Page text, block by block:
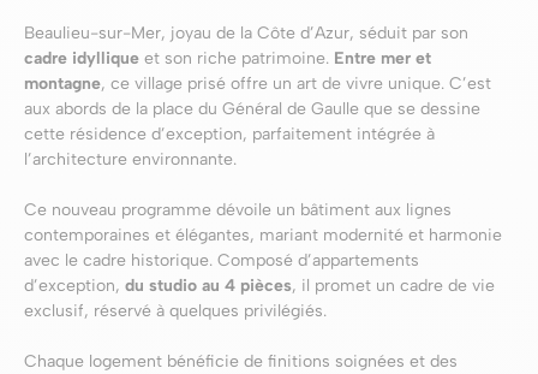
Beaulieu-sur-Mer, joyau de la Côte d’Azur, séduit par son
cadre idyllique et son riche patrimoine. Entre mer et
montagne, ce village prisé offre un art de vivre unique. C’est
aux abords de la place du Général de Gaulle que se dessine
cette résidence d’exception, parfaitement intégrée à
l’architecture environnante.
Ce nouveau programme dévoile un bâtiment aux lignes
contemporaines et élégantes, mariant modernité et harmonie
avec le cadre historique. Composé d’appartements
d’exception, du studio au 4 pièces, il promet un cadre de vie
exclusif, réservé à quelques privilégiés.
Chaque logement bénéficie de finitions soignées et des